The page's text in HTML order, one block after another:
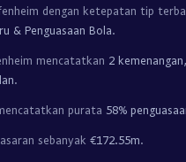
dengan ketepatan tip
& Penguasaan Bola.
mencatatkan 2
.
purata 58%
sebanyak €172.55m.